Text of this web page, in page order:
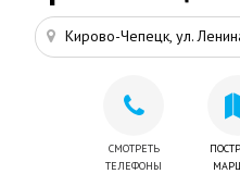
Кирово-Чепецк, ул.
СМОТРЕТЬ
ТЕЛЕФОНЫ